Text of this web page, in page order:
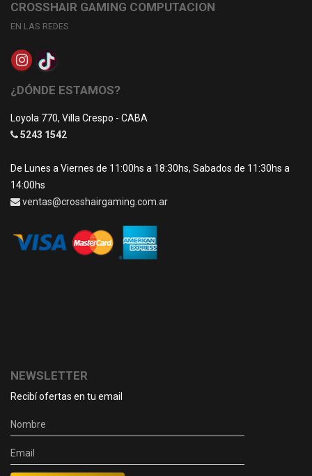
CROSSHAIR GAMING COMPUTACION
EN LAS REDES
¿DÓNDE ESTAMOS?
Loyola 770, Villa Crespo - CABA
5243 1542
De Lunes a Viernes de 11:00hs a 18:30hs, Sabados de 11:30hs a
14:00hs
ventas@crosshairgaming.com.ar
NEWSLETTER
Recibí ofertas en tu email